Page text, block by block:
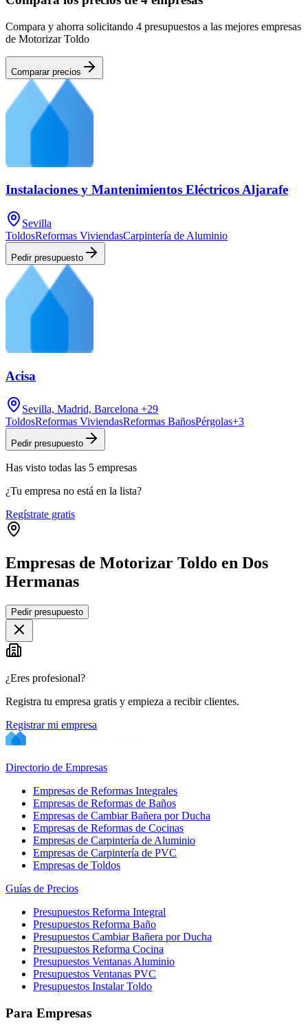
Compara y ahorra solicitando 4 presupuestos a las mejores empresas
de Motorizar Toldo
Comparar precios
Instalaciones y Mantenimientos Eléctricos Aljarafe
Sevilla
ToldosReformas ViviendasCarpintería de Aluminio
Pedir presupuesto
Acisa
Sevilla, Madrid, Barcelona +29
ToldosReformas ViviendasReformas BañosPérgolas+3
Pedir presupuesto
Has visto todas las 5 empresas
¿Tu empresa no está en la lista?
Regístrate gratis
Empresas de Motorizar Toldo en Dos
Hermanas
+
−
Pedir presupuesto
¿Eres profesional?
Registra tu empresa gratis y empieza a recibir clientes.
Registrar mi empresa
Directorio de Empresas
Empresas de Reformas Integrales
Empresas de Reformas de Baños
Empresas de Cambiar Bañera por Ducha
Empresas de Reformas de Cocinas
Empresas de Carpintería de Aluminio
Empresas de Carpintería de PVC
Empresas de Toldos
Guías de Precios
Presupuestos Reforma Integral
Presupuestos Reforma Baño
Presupuestos Cambiar Bañera por Ducha
Presupuestos Reforma Cocina
Presupuestos Ventanas Aluminio
Presupuestos Ventanas PVC
Presupuestos Instalar Toldo
Para Empresas